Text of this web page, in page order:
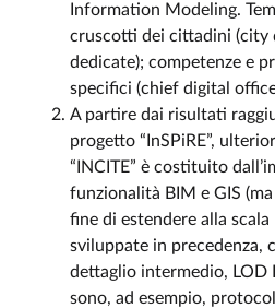
Information Modeling.
cruscotti dei cittadini (city
dedicate); competenze e
specifici (chief digital
A partire dai risultati
progetto “InSPiRE”,
“INCITE” è costituito
funzionalità BIM e GIS
fine di estendere alla
sviluppate in precedenza,
dettaglio intermedio, LOD
sono, ad esempio,